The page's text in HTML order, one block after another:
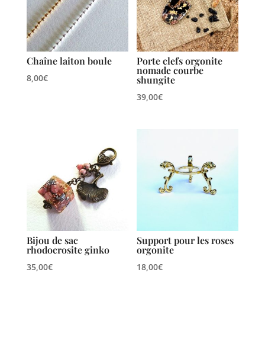
Chaîne laiton boule
8,00€
Porte clefs orgonite
nomade courbe
shungite
39,00€
Bijou de sac
rhodocrosite ginko
35,00€
Support pour les roses
orgonite
18,00€